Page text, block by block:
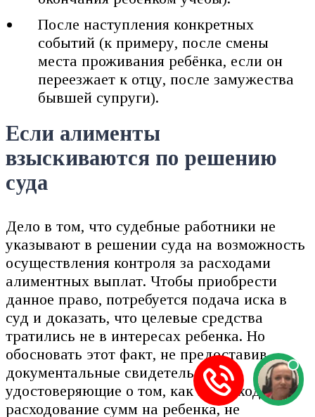
После наступления конкретных
событий (к примеру, после смены
места проживания ребёнка, если он
переезжает к отцу, после замужества
бывшей супруги).
Если алименты
взыскиваются по решению
суда
Дело в том, что судебные работники не
указывают в решении суда на возможность
осуществления контроля за расходами
алиментных выплат. Чтобы приобрести
данное право, потребуется подача иска в
суд и доказать, что целевые средства
тратились не в интересах ребенка. Но
обосновать этот факт, не предоставив
документальные свидетельства,
удостоверяющие о том, как происходило
расходование сумм на ребенка, не